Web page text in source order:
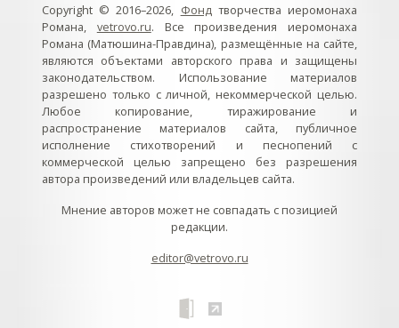
Copyright © 2016–2026, Фондтворчества иеромонаха
Романа, vetrovo.ru. Все произведения иеромонаха
Романа (Матюшина-Правдина), размещённые на сайте,
являются объектами авторского права и защищены
законодательством. Использование материалов
разрешено только с личной, некоммерческой целью.
Любое копирование, тиражирование и
распространение материалов сайта, публичное
исполнение стихотворений и песнопений с
коммерческой целью запрещено без разрешения
автора произведений или владельцев сайта.
Мнение авторов может не совпадать с позицией
редакции.
editor@vetrovo.ru